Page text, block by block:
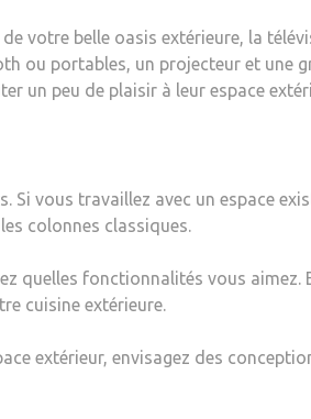
votre belle oasis extérieure, la
ou portables, un projecteur et une
un peu de plaisir à leur espace
Si vous travaillez avec un espace
colonnes classiques.
quelles fonctionnalités vous aimez.
cuisine extérieure.
extérieur, envisagez des